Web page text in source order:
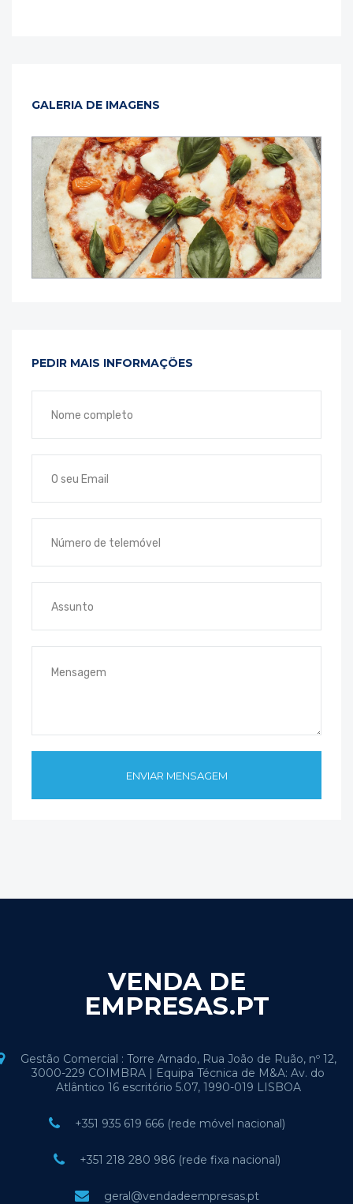
GALERIA DE IMAGENS
PEDIR MAIS INFORMAÇÕES
VENDA DE
EMPRESAS.PT
Gestão Comercial : Torre Arnado, Rua João de Ruão, nº 12,
3000-229 COIMBRA | Equipa Técnica de M&A: Av. do
Atlântico 16 escritório 5.07, 1990-019 LISBOA
+351 935 619 666 (rede móvel nacional)
+351 218 280 986 (rede fixa nacional)
geral@vendadeempresas.pt